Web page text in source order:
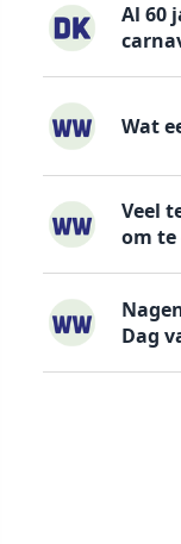
Al 60
Wat
Veel
om te
Dag